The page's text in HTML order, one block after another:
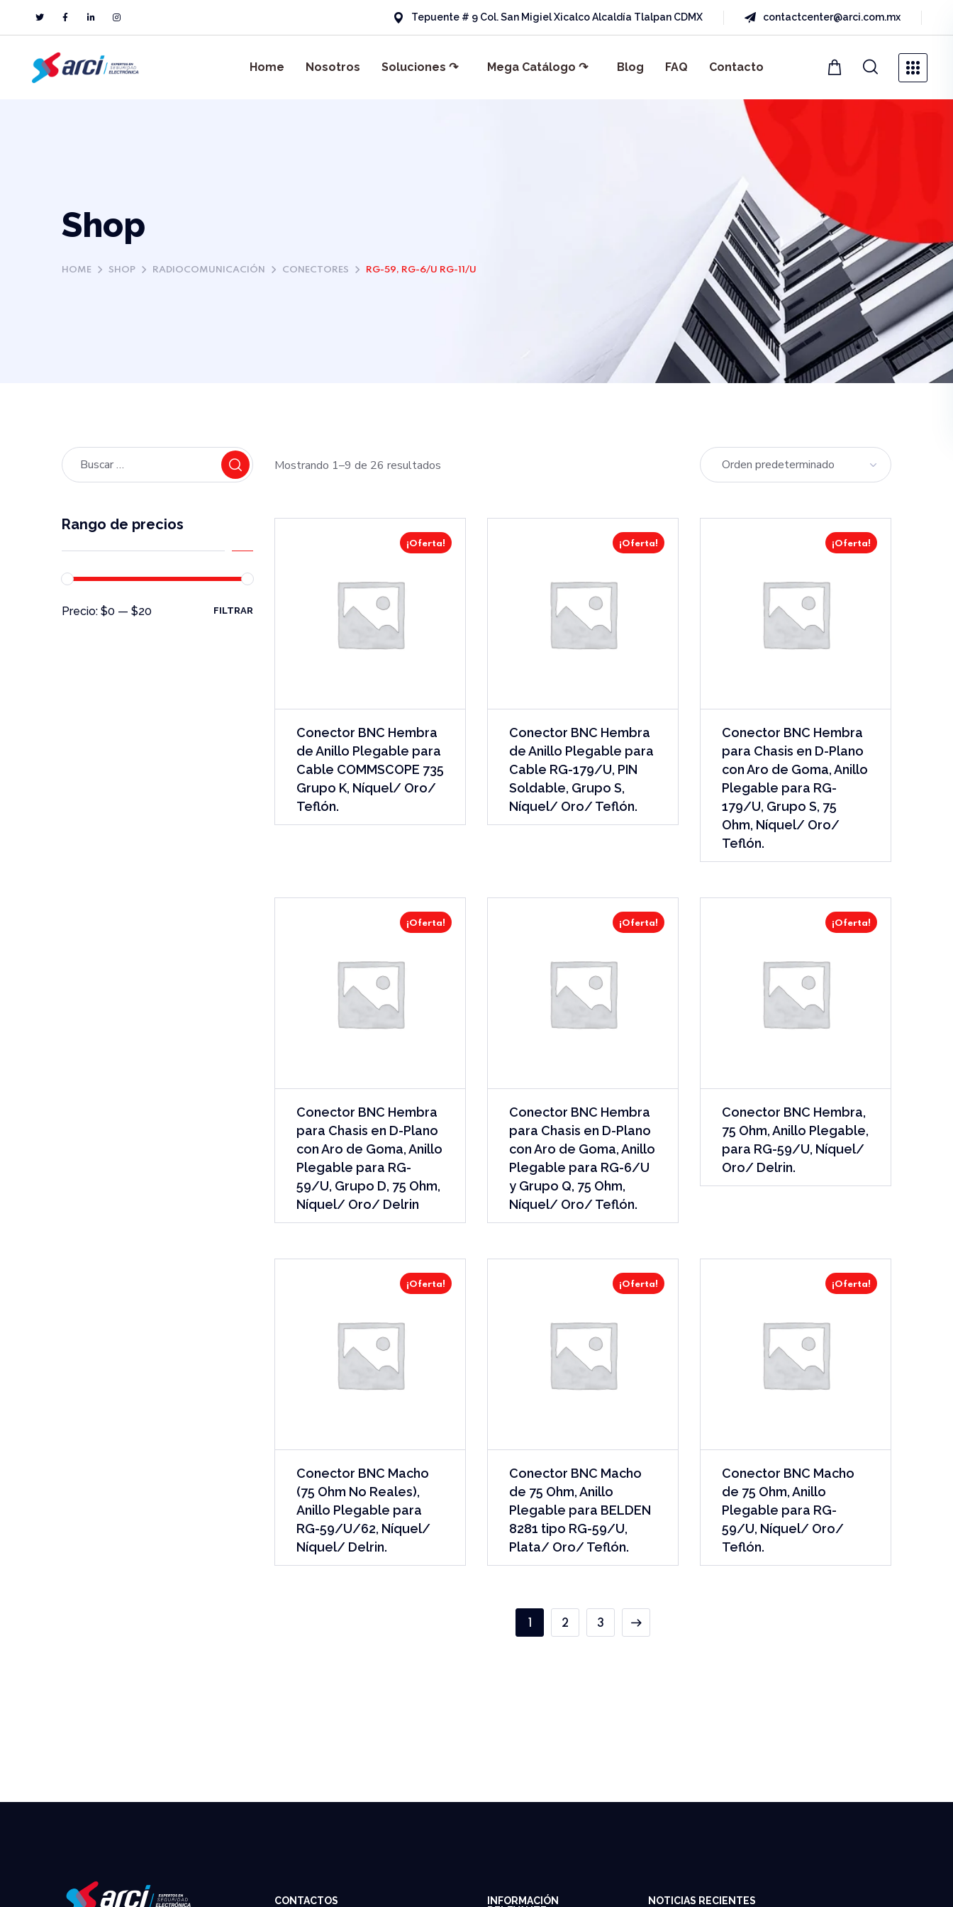
Tepuente # 9 Col. San Migiel Xicalco Alcaldía Tlalpan CDMX contactcenter@arci.com.mx
Home Nosotros Soluciones ↷ Mega Catálogo ↷ Blog FAQ Contacto
Shop
HOME SHOP RADIOCOMUNICACIÓN CONECTORES RG-59, RG-6/U RG-11/U
Mostrando 1–9 de 26 resultados
¡Oferta!
Conector BNC Hembra
de Anillo Plegable para
Cable COMMSCOPE 735
Grupo K, Níquel/ Oro/
Teflón.
¡Oferta!
Conector BNC Hembra
de Anillo Plegable para
Cable RG-179/U, PIN
Soldable, Grupo S,
Níquel/ Oro/ Teflón.
¡Oferta!
Conector BNC Hembra
para Chasis en D-Plano
con Aro de Goma, Anillo
Plegable para RG-
179/U, Grupo S, 75
Ohm, Níquel/ Oro/
Teflón.
¡Oferta!
Conector BNC Hembra
para Chasis en D-Plano
con Aro de Goma, Anillo
Plegable para RG-
59/U, Grupo D, 75 Ohm,
Níquel/ Oro/ Delrin
¡Oferta!
Conector BNC Hembra
para Chasis en D-Plano
con Aro de Goma, Anillo
Plegable para RG-6/U
y Grupo Q, 75 Ohm,
Níquel/ Oro/ Teflón.
¡Oferta!
Conector BNC Hembra,
75 Ohm, Anillo Plegable,
para RG-59/U, Níquel/
Oro/ Delrin.
¡Oferta!
Conector BNC Macho
(75 Ohm No Reales),
Anillo Plegable para
RG-59/U/62, Níquel/
Níquel/ Delrin.
¡Oferta!
Conector BNC Macho
de 75 Ohm, Anillo
Plegable para BELDEN
8281 tipo RG-59/U,
Plata/ Oro/ Teflón.
¡Oferta!
Conector BNC Macho
de 75 Ohm, Anillo
Plegable para RG-
59/U, Níquel/ Oro/
Teflón.
2 3
Rango de precios
FILTRAR
Precio: $0 — $20
CONTACTOS
INFORMACIÓN
NOTICIAS RECIENTES